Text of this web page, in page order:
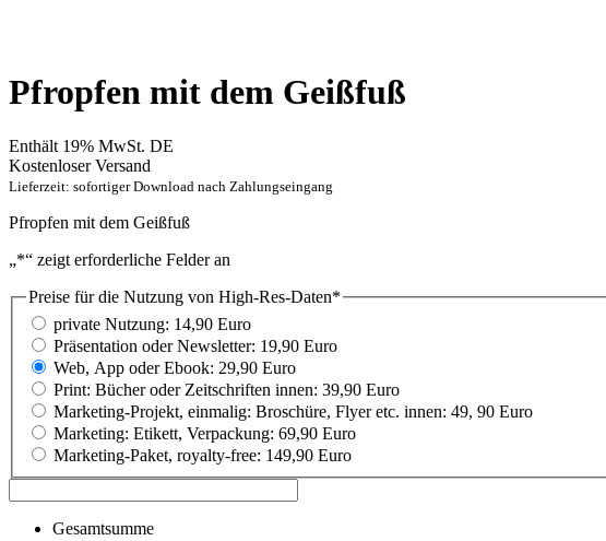
Pfropfen mit dem Geißfuß
Enthält 19% MwSt. DE
Kostenloser Versand
Lieferzeit: sofortiger Download nach Zahlungseingang
Pfropfen mit dem Geißfuß
„*“ zeigt erforderliche Felder an
Preise für die Nutzung von High-Res-Daten*
private Nutzung: 14,90 Euro
Präsentation oder Newsletter: 19,90 Euro
Web, App oder Ebook: 29,90 Euro
Print: Bücher oder Zeitschriften innen: 39,90 Euro
Marketing-Projekt, einmalig: Broschüre, Flyer etc. innen: 49, 90 Euro
Marketing: Etikett, Verpackung: 69,90 Euro
Marketing-Paket, royalty-free: 149,90 Euro
Gesamtsumme